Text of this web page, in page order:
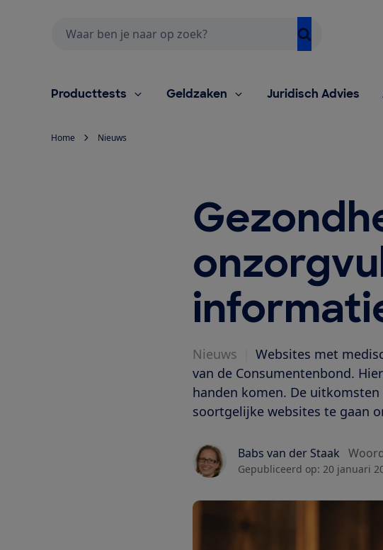
Producttests Geldzaken Juridisch Advies
Home Nieuws
Nieuws
Websites met
van de Consumentenbond.
handen komen. De
soortgelijke websites te gaan
Babs van der Staak
Gepubliceerd op: 20 januari